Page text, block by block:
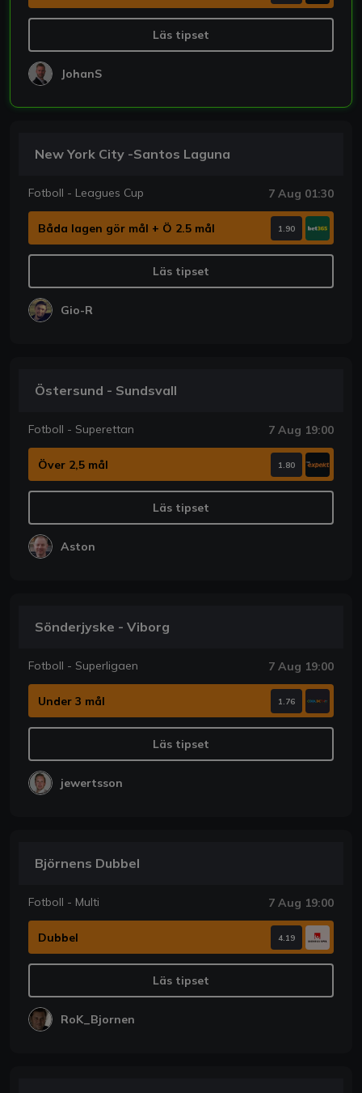
Läs tipset
JohanS
New York City -Santos Laguna
Fotboll - Leagues Cup 7 Aug 01:30
Båda lagen gör mål + Ö 2.5 mål 1.90
Läs tipset
Gio-R
Östersund - Sundsvall
Fotboll - Superettan 7 Aug 19:00
Över 2,5 mål 1.80
Läs tipset
Aston
Sönderjyske - Viborg
Fotboll - Superligaen 7 Aug 19:00
Under 3 mål 1.76
Läs tipset
jewertsson
Björnens Dubbel
Fotboll - Multi 7 Aug 19:00
Dubbel 4.19
Läs tipset
RoK_Bjornen